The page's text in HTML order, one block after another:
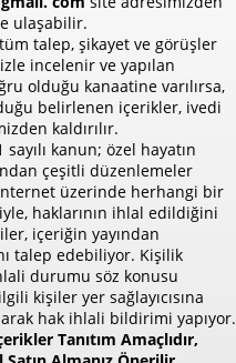
ulaşabilir.
talep, şikayet ve görüşler
incelenir ve yapılan
olduğu kanaatine varılırsa,
belirlenen içerikler, ivedi
kaldırılır.
sayılı kanun; özel hayatın
çeşitli düzenlemeler
üzerinde herhangi bir
haklarının ihlal edildiğini
içeriğin yayından
talep edebiliyor. Kişilik
durumu söz konusu
kişiler yer sağlayıcısına
hak ihlali bildirimi yapıyor.
Tanıtım Amaçlıdır,